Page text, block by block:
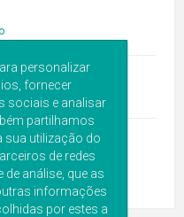
personalizar
fornecer
sociais e analisar
partilhamos
sua utilização do
de redes
de análise, que as
informações
por estes a